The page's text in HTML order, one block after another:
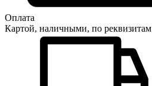
Оплата
Картой, наличными, по реквизитам